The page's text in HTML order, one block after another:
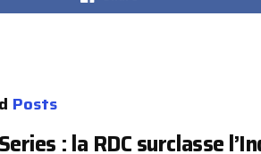
Posts
: la RDC surclasse